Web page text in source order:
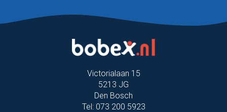
Victorialaan 15
5213 JG
Den Bosch
Tel: 073 200 5923